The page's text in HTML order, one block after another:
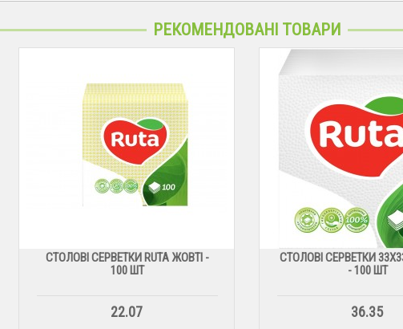
РЕКОМЕНДОВАНІ ТОВАРИ
СТОЛОВІ СЕРВЕТКИ RUTA ЖОВТІ -
100 ШТ
22.07
СТОЛОВІ СЕРВЕТКИ 33X33
- 100 ШТ
36.35